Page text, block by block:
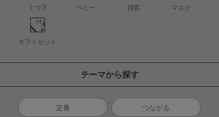
くつ下 ベビー 雑貨 マスク
ギフトセット
テーマから探す
定番 つながる